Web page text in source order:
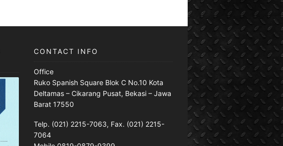
CONTACT INFO
Office
Ruko Spanish Square Blok C No.10 Kota
Deltamas – Cikarang Pusat, Bekasi – Jawa
Barat 17550
Telp. (021) 2215-7063, Fax. (021) 2215-
7064